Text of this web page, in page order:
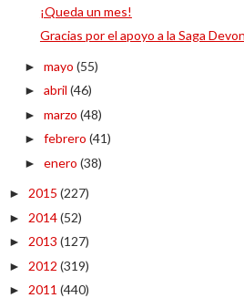
¡Queda un mes!
Gracias por el apoyo a la Saga
► mayo (55)
► abril (46)
► marzo (48)
► febrero (41)
► enero (38)
► 2015 (227)
► 2014(52)
► 2013 (127)
► 2012 (319)
► 2011 (440)